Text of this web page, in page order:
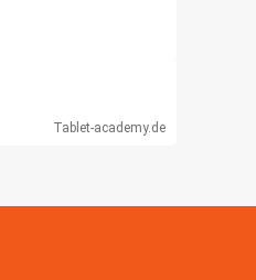
Tablet-academy.de